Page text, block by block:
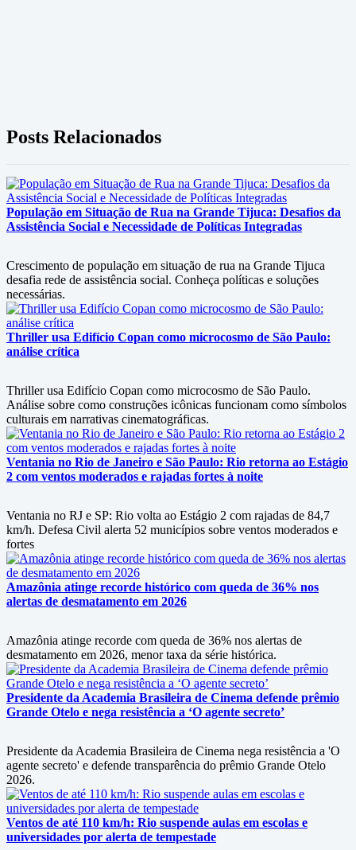
Posts Relacionados
População em Situação de Rua na Grande Tijuca: Desafios da
Assistência Social e Necessidade de Políticas Integradas
Crescimento de população em situação de rua na Grande Tijuca
desafia rede de assistência social. Conheça políticas e soluções
necessárias.
Thriller usa Edifício Copan como microcosmo de São Paulo:
análise crítica
Thriller usa Edifício Copan como microcosmo de São Paulo.
Análise sobre como construções icônicas funcionam como símbolos
culturais em narrativas cinematográficas.
Ventania no Rio de Janeiro e São Paulo: Rio retorna ao Estágio
2 com ventos moderados e rajadas fortes à noite
Ventania no RJ e SP: Rio volta ao Estágio 2 com rajadas de 84,7
km/h. Defesa Civil alerta 52 municípios sobre ventos moderados e
fortes
Amazônia atinge recorde histórico com queda de 36% nos
alertas de desmatamento em 2026
Amazônia atinge recorde com queda de 36% nos alertas de
desmatamento em 2026, menor taxa da série histórica.
Presidente da Academia Brasileira de Cinema defende prêmio
Grande Otelo e nega resistência a ‘O agente secreto’
Presidente da Academia Brasileira de Cinema nega resistência a 'O
agente secreto' e defende transparência do prêmio Grande Otelo
2026.
Ventos de até 110 km/h: Rio suspende aulas em escolas e
universidades por alerta de tempestade